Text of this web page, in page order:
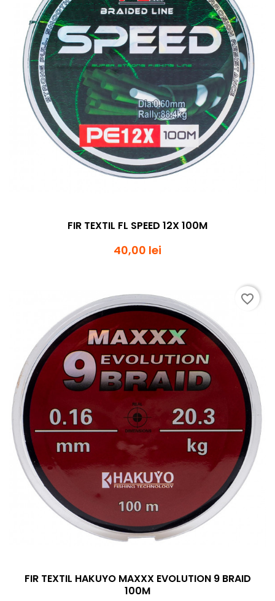
FIR TEXTIL FL SPEED 12X 100M
40,00 lei
FIR TEXTIL HAKUYO MAXXX EVOLUTION 9 BRAID
100M
favorite_border